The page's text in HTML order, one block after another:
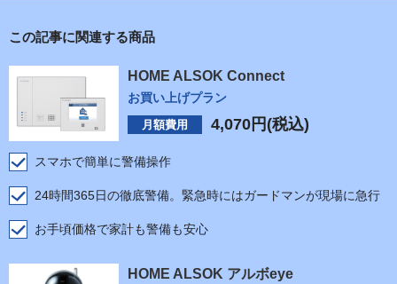
この記事に関連する商品
HOME ALSOK Connect
お買い上げプラン
月額費用 4,070 円(税込)
スマホで簡単に警備操作
24時間365日の徹底警備。緊急時にはガードマンが現場に急行
お手頃価格で家計も警備も安心
HOME ALSOK アルボeye